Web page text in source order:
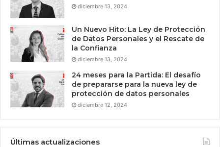
diciembre 13, 2024
Un Nuevo Hito: La Ley de Protección
de Datos Personales y el Rescate de
la Confianza
diciembre 13, 2024
24 meses para la Partida: El desafío
de prepararse para la nueva ley de
protección de datos personales
diciembre 12, 2024
Últimas actualizaciones